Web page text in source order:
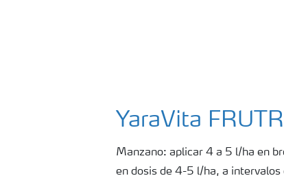
YaraVita
Manzano: aplicar 4 a 5 l/ha en
en dosis de 4-5 l/ha, a